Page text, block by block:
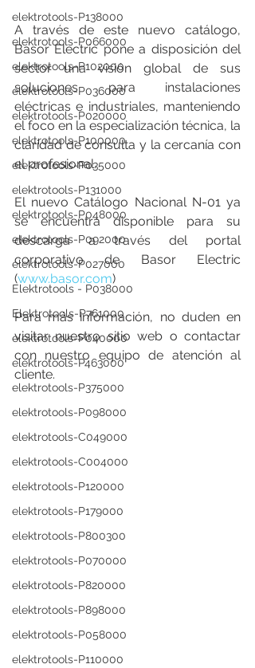
elektrotools-P138000
elektrotools-P066000
elektrotools-P102000
elektrotools-P036000
elektrotools-P020000
elektrotools-P100000
elektrotools-P035000
elektrotools-P131000
elektrotools-P048000
elektrotools-P092000
elektrotools-P027000
Elektrotools - P038000
Elektrotools-P761000
elektrotools-P040000
elektrotools-P463000
elektrotools-P375000
elektrotools-P098000
elektrotools-C049000
elektrotools-C004000
elektrotools-P120000
elektrotools-P179000
elektrotools-P800300
elektrotools-P070000
elektrotools-P820000
elektrotools-P898000
elektrotools-P058000
elektrotools-P110000
A través de este nuevo catálogo,
Basor Electric pone a disposición del
sector una visión global de sus
soluciones para instalaciones
eléctricas e industriales, manteniendo
el foco en la especialización técnica, la
claridad de consulta y la cercanía con
el profesional.
El nuevo Catálogo Nacional N-01 ya
se encuentra disponible para su
descarga a través del portal
corporativo de Basor Electric
(www.basor.com)
Para más información, no duden en
visitar nuestro sitio web o contactar
con nuestro equipo de atención al
cliente.